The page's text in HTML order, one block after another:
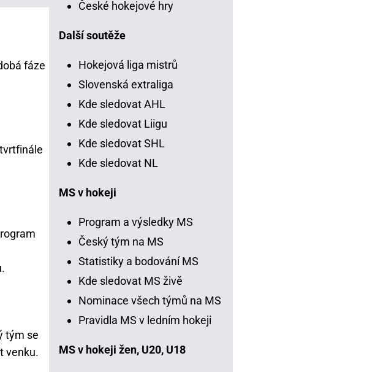
fáze
tým se
venku.
České hokejové hry
Další soutěže
Hokejová liga mistrů
Slovenská extraliga
Kde sledovat AHL
Kde sledovat Liigu
Kde sledovat SHL
Kde sledovat NL
MS v hokeji
Program a výsledky MS
Český tým na MS
Statistiky a bodování MS
Kde sledovat MS živě
Nominace všech týmů na MS
Pravidla MS v ledním hokeji
MS v hokeji žen, U20, U18